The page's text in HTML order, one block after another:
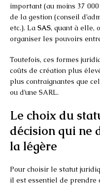
important (au moins 37
de la gestion (conseil
etc.). La SAS, quant à elle,
organiser les pouvoirs
Toutefois, ces formes
coûts de création plus
plus contraignantes que
ou d’une SARL.
Le choix du
décision qui ne
la légère
Pour choisir le statut
il est essentiel de prendre